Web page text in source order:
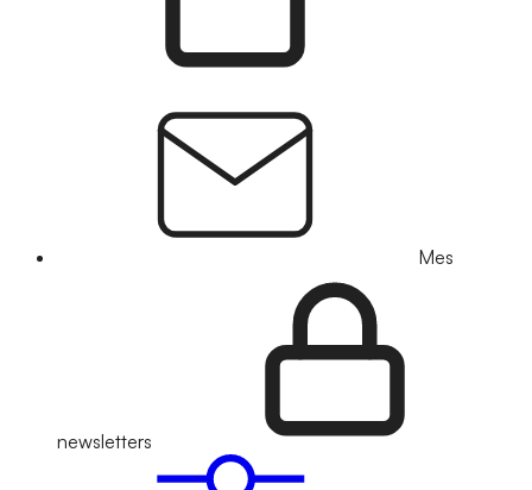
Mes
newsletters